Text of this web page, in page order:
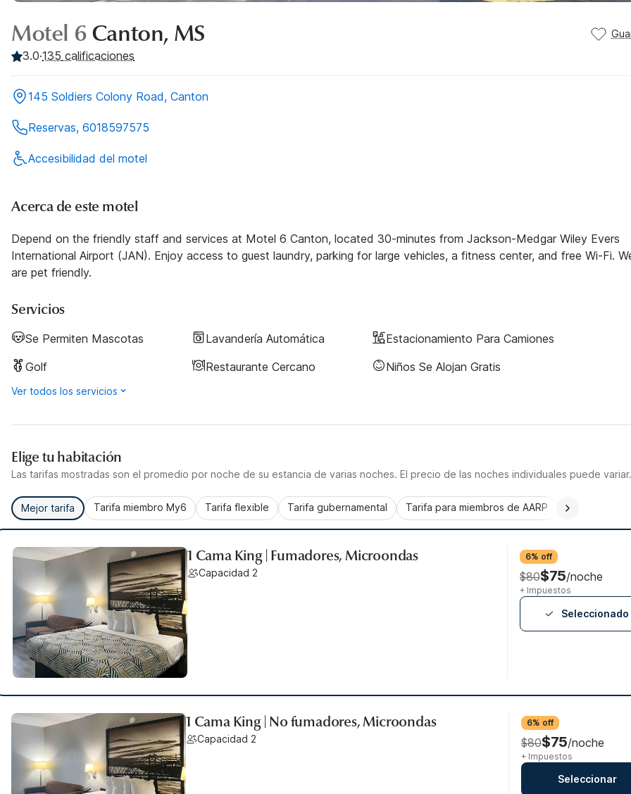
Motel 6 Canton, MS
3.0·135 calificaciones
145 Soldiers Colony Road, Canton
Reservas, 6018597575
Accesibilidad del motel
Acerca de este motel
Depend on the friendly staff and services at Motel 6 Canton, located 30-minutes from Jackson-Medgar Wiley Evers
International Airport (JAN). Enjoy access to guest laundry, parking for large vehicles, a fitness center, and free Wi-Fi.
are pet friendly.
Servicios
Se Permiten Mascotas Lavandería Automática
Estacionamiento Para Camiones
Golf
Restaurante Cercano Niños Se Alojan Gratis
Ver todos los servicios
Elige tu habitación
Las tarifas mostradas son el promedio por noche de su estancia de varias noches. El precio de las noches individuales puede variar.
Mejor tarifa Tarifa miembro My6 Tarifa flexible Tarifa gubernamental Tarifa para miembros de AARP
1 Cama King | Fumadores, Microondas
Capacidad 2
6% off
$80$75/noche
+ Impuestos
Seleccionado
1 Cama King | No fumadores, Microondas
Capacidad 2
6% off
$80$75/noche
+ Impuestos
Seleccionar